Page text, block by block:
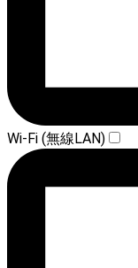
Wi-Fi (無線LAN)